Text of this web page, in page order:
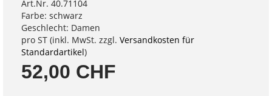
Art.Nr. 40.71104
Farbe: schwarz
Geschlecht: Damen
pro ST (inkl. MwSt. zzgl. Versandkosten für
Standardartikel)
52,00 CHF